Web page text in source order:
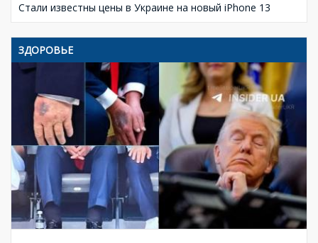
Стали известны цены в Украине на новый iPhone 13
ЗДОРОВЬЕ